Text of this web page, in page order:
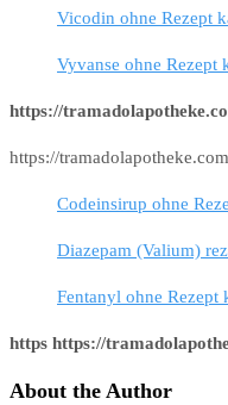
Vicodin ohne Rezept
Vyvanse ohne Rezept
https://
https://
Codeinsirup ohne
Diazepam (Valium)
Fentanyl ohne Rezept
https https://
About the Author